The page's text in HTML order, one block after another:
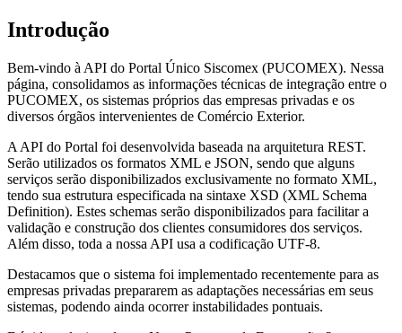
Introdução
Bem-vindo à API do Portal Único Siscomex (PUCOMEX). Nessa
página, consolidamos as informações técnicas de integração entre o
PUCOMEX, os sistemas próprios das empresas privadas e os
diversos órgãos intervenientes de Comércio Exterior.
A API do Portal foi desenvolvida baseada na arquitetura REST.
Serão utilizados os formatos XML e JSON, sendo que alguns
serviços serão disponibilizados exclusivamente no formato XML,
tendo sua estrutura especificada na sintaxe XSD (XML Schema
Definition). Estes schemas serão disponibilizados para facilitar a
validação e construção dos clientes consumidores dos serviços.
Além disso, toda a nossa API usa a codificação UTF-8.
Destacamos que o sistema foi implementado recentemente para as
empresas privadas prepararem as adaptações necessárias em seus
sistemas, podendo ainda ocorrer instabilidades pontuais.